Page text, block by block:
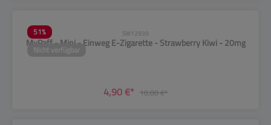
51%
Nicht verfügbar
SW12939
MyPaff - Mini - Einweg E-Zigarette - Strawberry Kiwi - 20mg
4,90 €* 10,00 €*